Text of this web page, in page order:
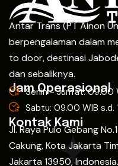
Antar Trans (PT Ainon
berpengalaman dalam
to door, destinasi
dan sebaliknya.
Jam Operasional
Senin - Jum'at: 09.00
Sabtu: 09.00 WIB s.d.
Kontak Kami
Jl. Raya Pulo Gebang
Cakung, Kota Jakarta
Jakarta 13950,